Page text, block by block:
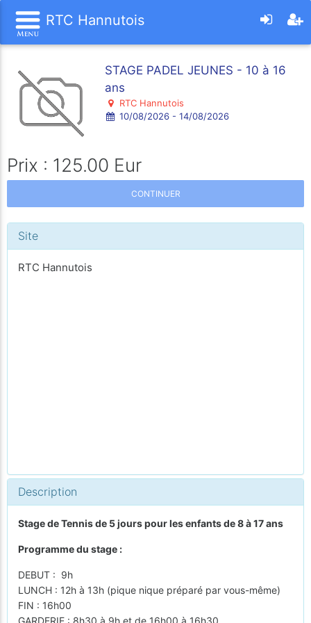
RTC Hannutois
STAGE PADEL JEUNES - 10 à 16
ans
RTC Hannutois
10/08/2026 - 14/08/2026
Prix : 125.00 Eur
CONTINUER
Site
RTC Hannutois
Description
Stage de Tennis de 5 jours pour les enfants de 8 à 17 ans
Programme du stage :
DEBUT : 9h
LUNCH : 12h à 13h (pique nique préparé par vous-même)
FIN : 16h00
GARDERIE : 8h30 à 9h et de 16h00 à 16h30